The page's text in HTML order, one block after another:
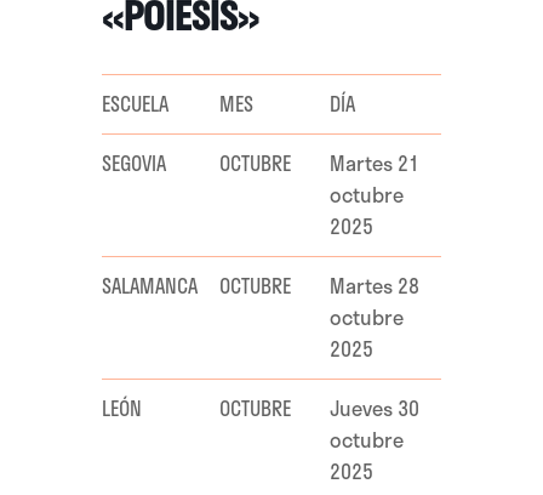
«POIESIS»
ESCUELA MES
DÍA
SEGOVIA
OCTUBRE
Martes 21
octubre
2025
SALAMANCA
OCTUBRE
Martes 28
octubre
2025
LEÓN
OCTUBRE
Jueves 30
octubre
2025